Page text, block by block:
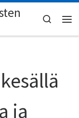
Search
ja